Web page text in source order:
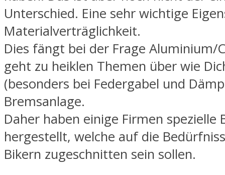
Unterschied. Eine sehr wichtige
Materialverträglichkeit.
Dies fängt bei der Frage Aluminium/
geht zu heiklen Themen über wie
(besonders bei Federgabel und
Bremsanlage.
Daher haben einige Firmen spezielle
hergestellt, welche auf die
Bikern zugeschnitten sein sollen.